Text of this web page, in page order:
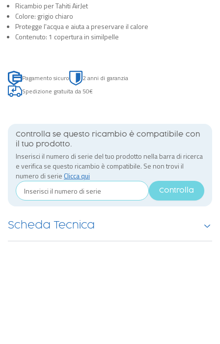
Ricambio per Tahiti AirJet
Colore: grigio chiaro
Protegge l'acqua e aiuta a preservare il calore
Contenuto: 1 copertura in similpelle
Pagamento sicuro
2 anni di garanzia
Spedizione gratuita da 50€
Controlla se questo ricambio è compatibile con
il tuo prodotto.
Inserisci il numero di serie del tuo prodotto nella barra di ricerca
e verifica se questo ricambio è compatibile. Se non trovi il
numero di serie Clicca qui
Controlla
Scheda Tecnica